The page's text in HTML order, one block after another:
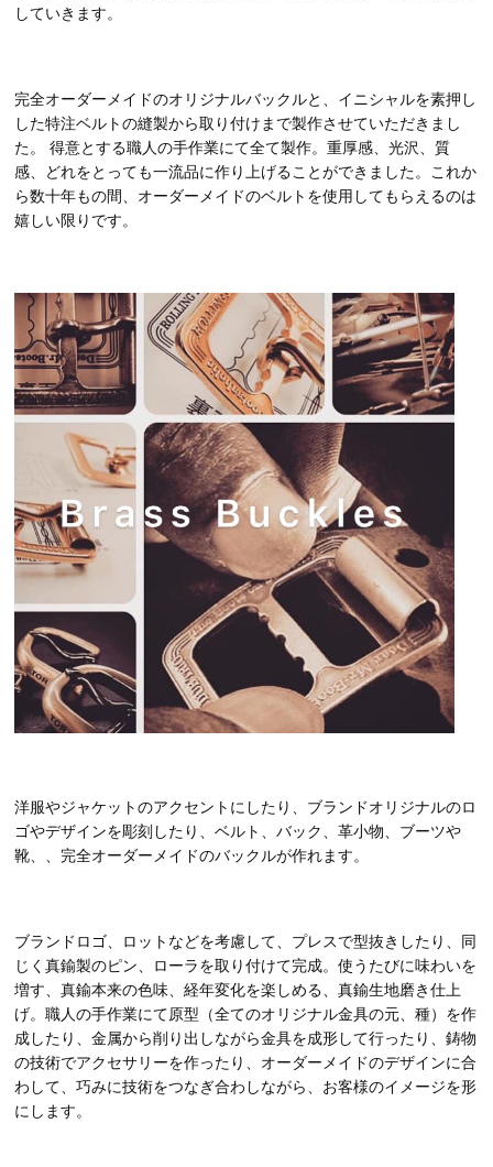
していきます。
完全オーダーメイドのオリジナルバックルと、イニシャルを素押し
した特注ベルトの縫製から取り付けまで製作させていただきまし
た。 得意とする職人の手作業にて全て製作。重厚感、光沢、質
感、どれをとっても一流品に作り上げることができました。これか
ら数十年もの間、オーダーメイドのベルトを使用してもらえるのは
嬉しい限りです。
洋服やジャケットのアクセントにしたり、ブランドオリジナルのロ
ゴやデザインを彫刻したり、ベルト、バック、革小物、ブーツや
靴、、完全オーダーメイドのバックルが作れます。
ブランドロゴ、ロットなどを考慮して、プレスで型抜きしたり、同
じく真鍮製のピン、ローラを取り付けて完成。使うたびに味わいを
増す、真鍮本来の色味、経年変化を楽しめる、真鍮生地磨き仕上
げ。職人の手作業にて原型（全てのオリジナル金具の元、種）を作
成したり、金属から削り出しながら金具を成形して行ったり、鋳物
の技術でアクセサリーを作ったり、オーダーメイドのデザインに合
わして、巧みに技術をつなぎ合わしながら、お客様のイメージを形
にします。